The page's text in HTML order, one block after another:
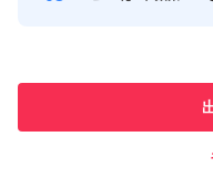
原料 国産青森県産福
製造日より常温で約3